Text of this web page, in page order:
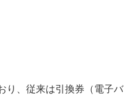
り、従来は引換券（電子バ